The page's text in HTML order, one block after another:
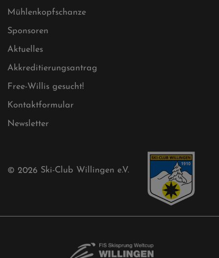
Sitemap
Sitemap XML
Cookies
Ski-Club
Mühlenkopfschanze
Sponsoren
Aktuelles
Kontaktformular